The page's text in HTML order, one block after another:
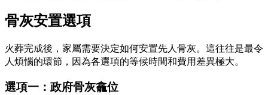
骨灰安置選項
火葬完成後，家屬需要決定如何安置先人骨灰。這往往是最令
人煩惱的環節，因為各選項的等候時間和費用差異極大。
選項一：政府骨灰龕位